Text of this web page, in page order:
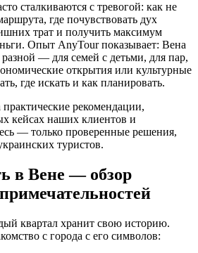
сталкиваются с тревогой: как не
где почувствовать дух
трат и получить максимум
Опыт AnyTour показывает: Вена
— для семей с детьми, для пар,
открытия или культурные
где искать и как планировать.
практические рекомендации,
кейсах наших клиентов и
— только проверенные решения,
туристов.
в Вене — обзор
квартал хранит свою историю.
с города с его символов: